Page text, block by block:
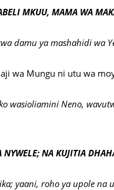
MKUU, MAMA WA
damu ya mashahidi wa
wa Mungu ni utu wa
wasioliamini Neno,
NYWELE; NA KUJITIA
yaani, roho ya upole na